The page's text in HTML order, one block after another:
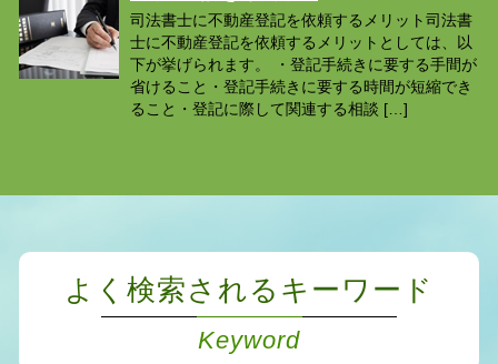
司法書士に不動産登記を依頼するメリット司法書
士に不動産登記を依頼するメリットとしては、以
下が挙げられます。 ・登記手続きに要する手間が
省けること・登記手続きに要する時間が短縮でき
ること・登記に際して関連する相談 […]
よく検索されるキーワード
Keyword